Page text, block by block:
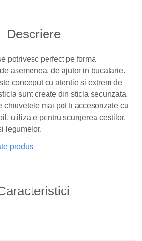
Descriere
potrivesc perfect pe forma
asemenea, de ajutor in bucatarie.
conceput cu atentie si extrem de
sunt create din sticla securizata.
chiuvetele mai pot fi accesorizate cu
utilizate pentru scurgerea cestilor,
legumelor.
produs